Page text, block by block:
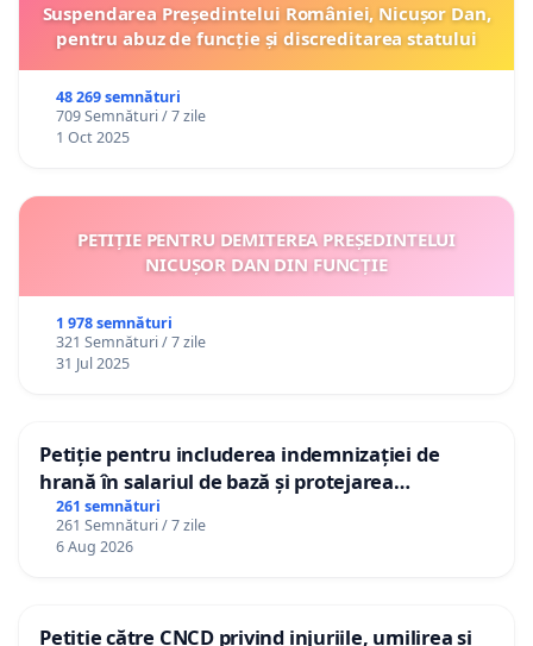
Suspendarea Președintelui României, Nicușor Dan,
pentru abuz de funcție și discreditarea statului
48 269 semnături
709 Semnături / 7 zile
1 Oct 2025
PETIȚIE PENTRU DEMITEREA PREȘEDINTELUI
NICUȘOR DAN DIN FUNCȚIE
1 978 semnături
321 Semnături / 7 zile
31 Jul 2025
Petiție pentru includerea indemnizației de
hrană în salariul de bază și protejarea
gradațiilor de vechime pentru asistenții
personali
261 semnături
261 Semnături / 7 zile
6 Aug 2026
Petiție către CNCD privind injuriile, umilirea și